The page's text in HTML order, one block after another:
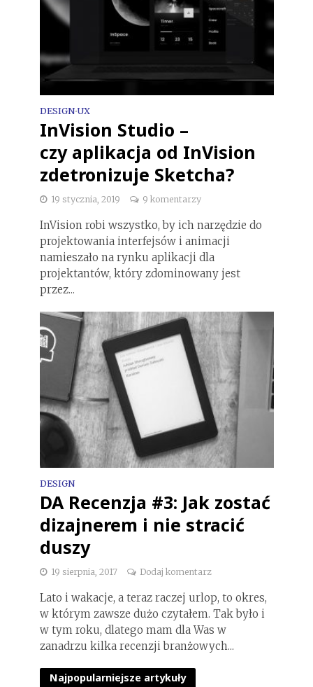
DESIGN•UX
InVision Studio –
czy aplikacja od InVision
zdetronizuje Sketcha?
19 stycznia, 2019 9 komentarzy
InVision robi wszystko, by ich narzędzie do
projektowania interfejsów i animacji
namieszało na rynku aplikacji dla
projektantów, który zdominowany jest
przez...
DESIGN
DA Recenzja #3: Jak zostać
dizajnerem i nie stracić
duszy
19 sierpnia, 2017 Dodaj komentarz
Lato i wakacje, a teraz raczej urlop, to okres,
w którym zawsze dużo czytałem. Tak było i
w tym roku, dlatego mam dla Was w
zanadrzu kilka recenzji branżowych...
Najpopularniejsze artykuły